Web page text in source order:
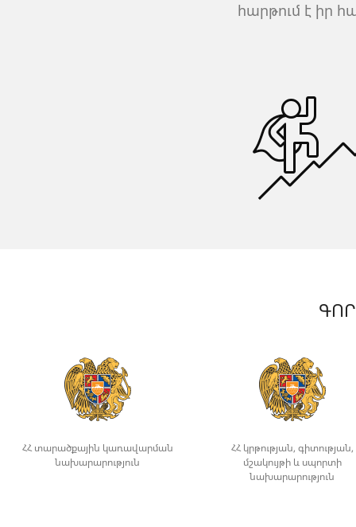
հարթում է իր
ՀՀ տարածքային կառավարման
նախարարություն
ՀՀ կրթության, գիտության,
մշակույթի և սպորտի
նախարարություն